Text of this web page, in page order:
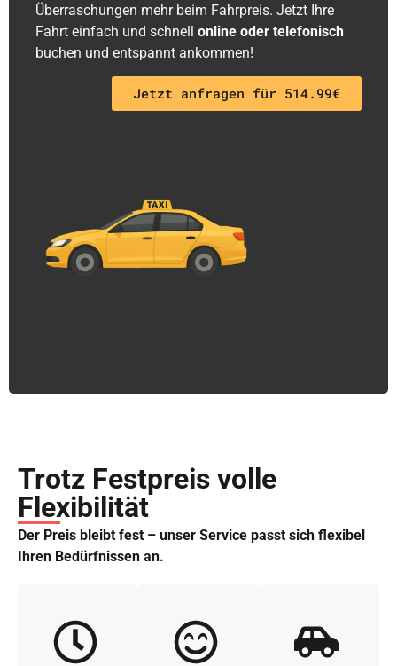
Überraschungen mehr beim Fahrpreis. Jetzt Ihre
Fahrt einfach und schnell online oder telefonisch
buchen und entspannt ankommen!
Jetzt anfragen für 514.99€
Trotz Festpreis volle
Flexibilität
Der Preis bleibt fest – unser Service passt sich flexibel
Ihren Bedürfnissen an.